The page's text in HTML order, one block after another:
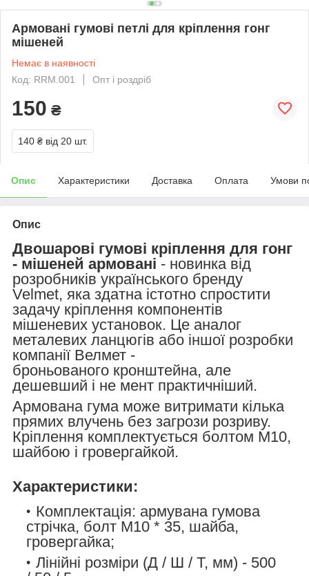
Армовані гумові петлі для кріплення гонг
мішеней
Немає в наявності
Код: RRM.001
Опт і роздріб
150 ₴
140 ₴ від 20 шт.
Опис Характеристики Доставка Оплата Умови
Опис
Двошарові гумові кріплення для гонг
- мішеней армовані - новинка від
розробників українського бренду
Velmet, яка здатна істотно спростити
задачу кріплення компонентів
мішеневих установок. Це аналог
металевих ланцюгів або іншої розробки
компанії Велмет -
броньованого кронштейна, але
дешевший і не мент практичніший.
Армована гума може витримати кілька
прямих влучень без загрози розриву.
Кріплення комплектується болтом М10,
шайбою і гровергайкой.
Характеристики:
Комплектація: армувана гумова
стрічка, болт М10 * 35, шайба,
гровергайка;
Лінійні розміри (Д / Ш / Т, мм) - 500